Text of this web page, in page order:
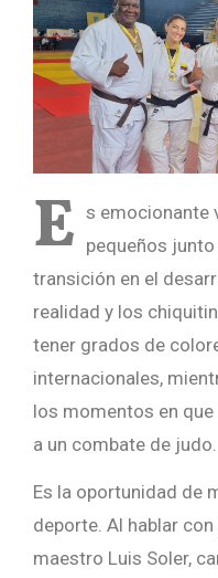
E s emocionante
pequeños
transición en el
realidad y los
tener grados de
internacionales,
los momentos en
a un combate de judo.
Es la oportunidad de
deporte. Al hablar
maestro Luis Soler,